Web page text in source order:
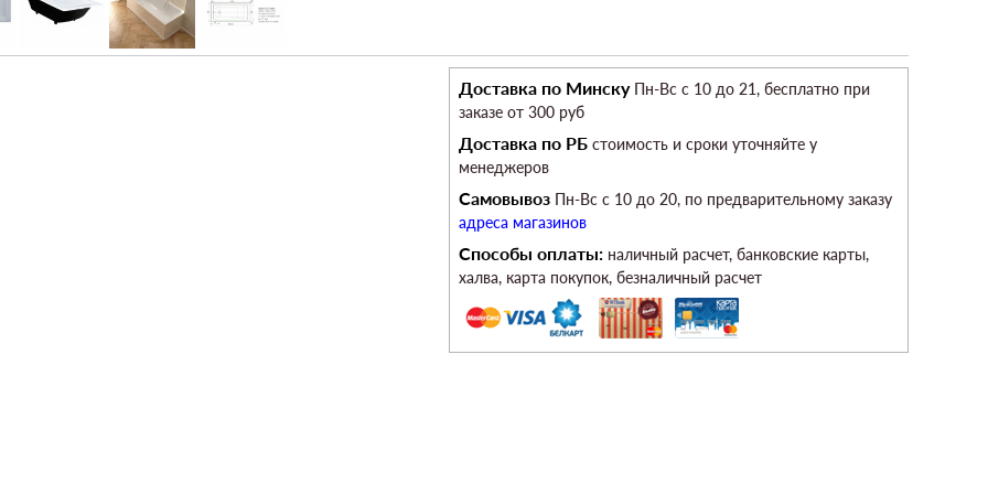
Доставка по МинскуПн-Вс c 10 до 21, бесплатно при
заказе от 300 руб
Доставка по РБ стоимость и сроки уточняйте у
менеджеров
Самовывоз Пн-Вс c 10 до 20, по предварительному заказу
адреса магазинов
Способы оплаты: наличный расчет, банковские карты,
халва, карта покупок, безналичный расчет